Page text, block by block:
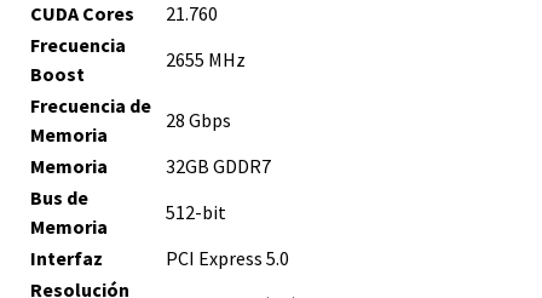
CUDA Cores
21.760
Frecuencia
Boost
2655 MHz
Frecuencia de
Memoria
28 Gbps
Memoria
32GB GDDR7
Bus de
Memoria
512-bit
Interfaz
PCI Express 5.0
Resolución